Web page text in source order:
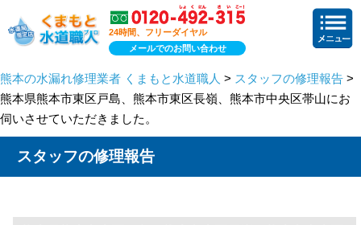
24時間、フリーダイヤル
メールでのお問い合わせ
熊本の水漏れ修理業者 くまもと水道職人 > スタッフの修理報告 >
熊本県熊本市東区戸島、熊本市東区長嶺、熊本市中央区帯山にお
伺いさせていただきました。
スタッフの修理報告